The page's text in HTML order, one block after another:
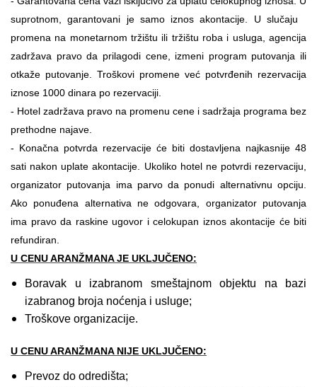
suprotnom, garantovani je samo iznos akontacije. U slučaju
promena na monetarnom tržištu ili tržištu roba i usluga, agencija
zadržava pravo da prilagodi cene, izmeni program putovanja ili
otkaže putovanje. Troškovi promene već potvrđenih rezervacija
iznose 1000 dinara po rezervaciji.
- Hotel zadržava pravo na promenu cene i sadržaja programa bez
prethodne najave.
- Konačna potvrda rezervacije će biti dostavljena najkasnije 48
sati nakon uplate akontacije. Ukoliko hotel ne potvrdi rezervaciju,
organizator putovanja ima parvo da ponudi alternativnu opciju.
Ako ponuđena alternativa ne odgovara, organizator putovanja
ima pravo da raskine ugovor i celokupan iznos akontacije će biti
refundiran.
U CENU ARANŽMANA JE UKLJUČENO:
Boravak u izabranom smeštajnom objektu na bazi
izabranog broja noćenja i usluge;
Troškove organizacije.
U CENU ARANŽMANA NIJE UKLJUČENO:
Prevoz do odredišta;